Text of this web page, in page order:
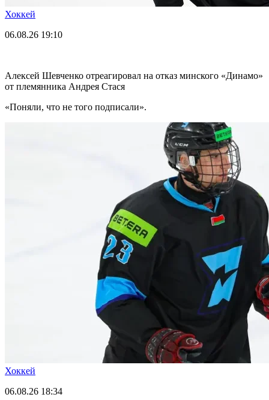
Хоккей
06.08.26 19:10
Алексей Шевченко отреагировал на отказ минского «Динамо»
от племянника Андрея Стася
«Поняли, что не того подписали».
Хоккей
06.08.26 18:34